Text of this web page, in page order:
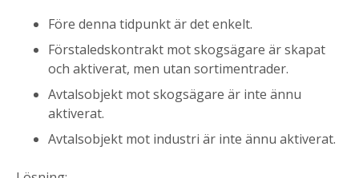
Före denna tidpunkt är det enkelt.
Förstaledskontrakt mot skogsägare är skapat
och aktiverat, men utan sortimentrader.
Avtalsobjekt mot skogsägare är inte ännu
aktiverat.
Avtalsobjekt mot industri är inte ännu aktiverat.